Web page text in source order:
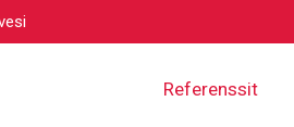
Referenssit